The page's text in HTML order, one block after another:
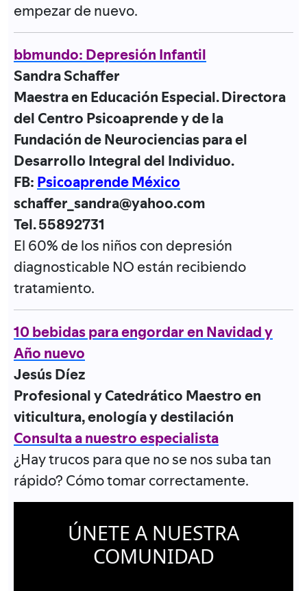
empezar de nuevo.
bbmundo: Depresión Infantil
Sandra Schaffer
Maestra en Educación Especial. Directora
del Centro Psicoaprende y de la
Fundación de Neurociencias para el
Desarrollo Integral del Individuo.
FB: Psicoaprende México
schaffer_sandra@yahoo.com
Tel. 55892731
El 60% de los niños con depresión
diagnosticable NO están recibiendo
tratamiento.
10 bebidas para engordar en Navidad y
Año nuevo
Jesús Díez
Profesional y Catedrático Maestro en
viticultura, enología y destilación
Consulta a nuestro especialista
¿Hay trucos para que no se nos suba tan
rápido? Cómo tomar correctamente.
ÚNETE A NUESTRA
COMUNIDAD